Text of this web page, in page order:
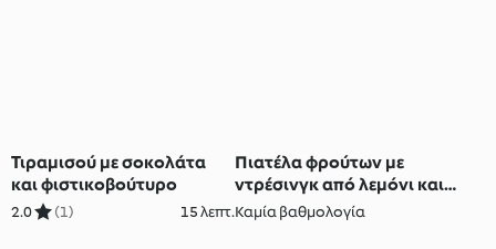
Τιραμισού με σοκολάτα
και φιστικοβούτυρο
2.0 (1) 15 λεπτ.
Πιατέλα φρούτων με
ντρέσινγκ από λεμόνι και
μέλι
Καμία βαθμολογία